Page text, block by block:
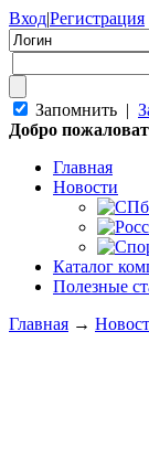
Вход|Регистрация
Запомнить |
Добро
Главная
Новости
Каталог
Полезные
Главная →